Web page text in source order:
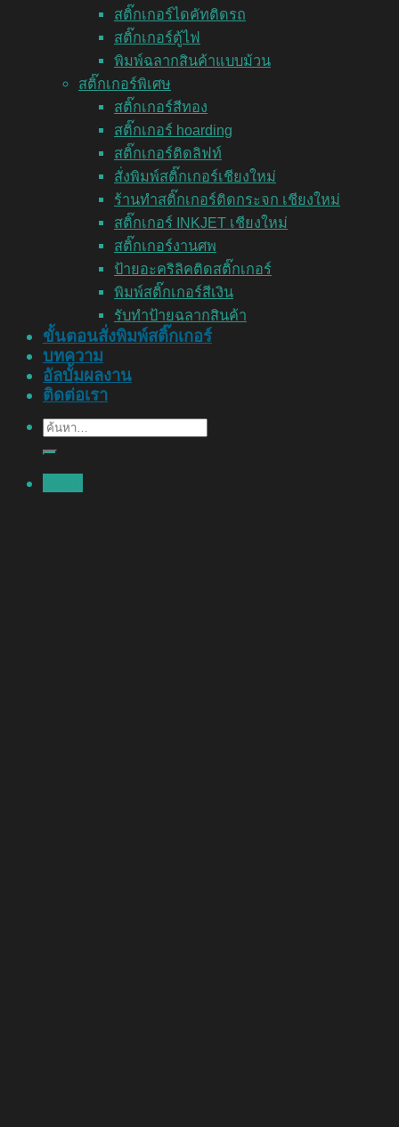
สติ๊กเกอร์ไดคัทติดรถ
สติ๊กเกอร์ตู้ไฟ
พิมพ์ฉลากสินค้าแบบม้วน
สติ๊กเกอร์พิเศษ
สติ๊กเกอร์สีทอง
สติ๊กเกอร์ hoarding
สติ๊กเกอร์ติดลิฟท์
สั่งพิมพ์สติ๊กเกอร์เชียงใหม่
ร้านทำสติ๊กเกอร์ติดกระจก เชียงใหม่
สติ๊กเกอร์ INKJET เชียงใหม่
สติ๊กเกอร์งานศพ
ป้ายอะคริลิคติดสติ๊กเกอร์
พิมพ์สติ๊กเกอร์สีเงิน
รับทำป้ายฉลากสินค้า
ขั้นตอนสั่งพิมพ์สติ๊กเกอร์
บทความ
อัลบั้มผลงาน
ติดต่อเรา
ค้นหา: